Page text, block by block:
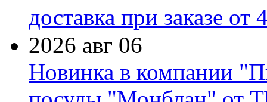
доставка при заказе от
2026 авг 06
Новинка в компании